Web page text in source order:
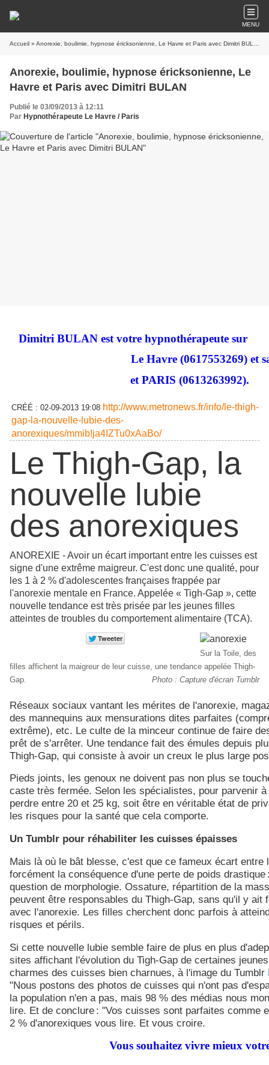
MENU
Accueil » Anorexie, boulimie, hypnose éricksonienne, Le Havre et Paris avec Dimitri BULAN
Anorexie, boulimie, hypnose éricksonienne, Le
Havre et Paris avec Dimitri BULAN
Publié le 03/09/2013 à 12:11
Par Hypnothérapeute Le Havre / Paris
Dimitri BULAN est votre hypnothérapeute sur
Le Havre (0617553269) et
et PARIS (0613263992).
CRÉÉ : 02-09-2013 19:08 http://www.metronews.fr/info/le-thigh-
gap-la-nouvelle-lubie-des-
anorexiques/mmib!ja4IZTu0xAaBo/
Le Thigh-Gap, la
nouvelle lubie
des anorexiques
ANOREXIE - Avoir un écart important entre les cuisses est
signe d'une extrême maigreur. C'est donc une qualité, pour
les 1 à 2 % d'adolescentes françaises frappée par
l'anorexie mentale en France. Appelée « Tigh-Gap », cette
nouvelle tendance est très prisée par les jeunes filles
atteintes de troubles du comportement alimentaire (TCA).
Sur la Toile, des
filles affichent la maigreur de leur cuisse, une tendance appelée Thigh-
Gap.
Photo : Capture d'écran Tumblr
Réseaux sociaux vantant les mérites de l'anorexie,
des mannequins aux mensurations dites parfaites
extrême), etc. Le culte de la minceur continue de faire
prêt de s'arrêter. Une tendance fait des émules depuis
Thigh-Gap, qui consiste à avoir un creux le plus large
Pieds joints, les genoux ne doivent pas non plus se
caste très fermée. Selon les spécialistes, pour parvenir
perdre entre 20 et 25 kg, soit être en véritable état de
les risques pour la santé que cela comporte.
Un Tumblr pour réhabiliter les cuisses épaisses
Mais là où le bât blesse, c'est que ce fameux écart entre
forcément la conséquence d'une perte de poids
question de morphologie. Ossature, répartition de la
peuvent être responsables du Thigh-Gap, sans qu'il y ait
avec l'anorexie. Les filles cherchent donc parfois à
risques et périls.
Si cette nouvelle lubie semble faire de plus en plus
sites affichant l'évolution du Tigh-Gap de certaines
charmes des cuisses bien charnues, à l'image du Tumblr
"Nous postons des photos de cuisses qui n'ont pas
la population n'en a pas, mais 98 % des médias nous
lire. Et de conclure : "Vos cuisses sont parfaites comme
2 % d'anorexiques vous lire. Et vous croire.
Vous souhaitez vivre mieux